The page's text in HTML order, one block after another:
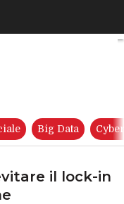
e AI:
Big Data
il lock-in